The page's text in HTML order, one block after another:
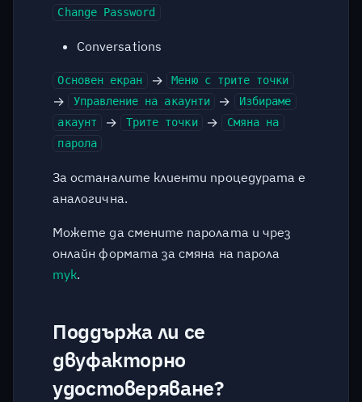
Change Password
Conversations
Основен екран → Меню с трите точки
→ Управление на акаунти →
Избираме
акаунт
→ Трите точки →
Смяна на
парола
За останалите клиенти процедурата е
аналогична.
Можете да смените паролата и чрез
онлайн формата за смяна на парола
тук.
Поддържа ли се
двуфакторно
удостоверяване?